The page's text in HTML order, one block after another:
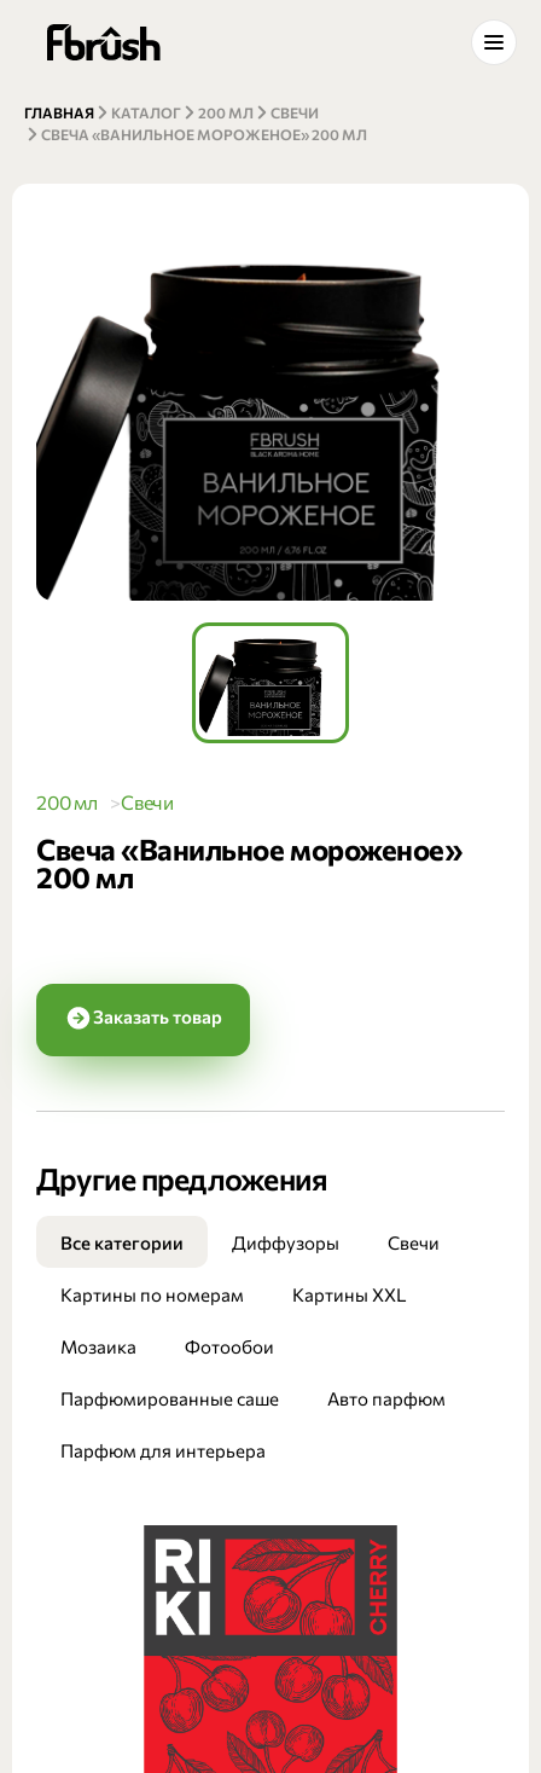
ГЛАВНАЯ КАТАЛОГ 200 МЛ
СВЕЧИ
СВЕЧА «ВАНИЛЬНОЕ МОРОЖЕНОЕ» 200 МЛ
200 мл Свечи
Свеча «Ванильное мороженое»
200 мл
Заказать товар
Другие предложения
Все категории Диффузоры Свечи
Картины по номерам Картины XXL
Мозаика Фотообои
Парфюмированные саше Авто парфюм
Парфюм для интерьера